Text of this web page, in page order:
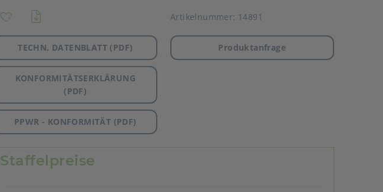
Artikelnummer: 14891
TECHN. DATENBLATT (PDF)
KONFORMITÄTSERKLÄRUNG
(PDF)
PPWR - KONFORMITÄT (PDF)
Produktanfrage
Staffelpreise